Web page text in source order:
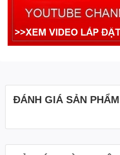
ĐÁNH GIÁ SẢN PHẨM